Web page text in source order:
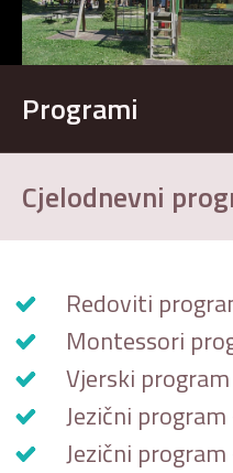
Programi
Cjelodnevni
Redoviti
Montessori
Vjerski program
Jezični
Jezični